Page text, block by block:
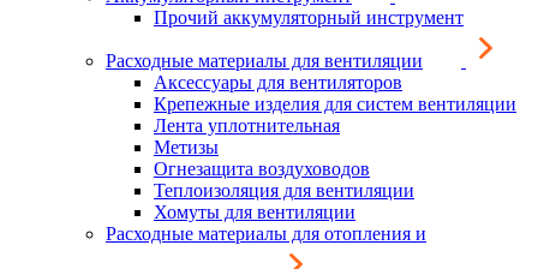
Прочий аккумуляторный инструмент
Расходные материалы для вентиляции
Аксессуары для вентиляторов
Крепежные изделия для систем вентиляции
Лента уплотнительная
Метизы
Огнезащита воздуховодов
Теплоизоляция для вентиляции
Хомуты для вентиляции
Расходные материалы для отопления и